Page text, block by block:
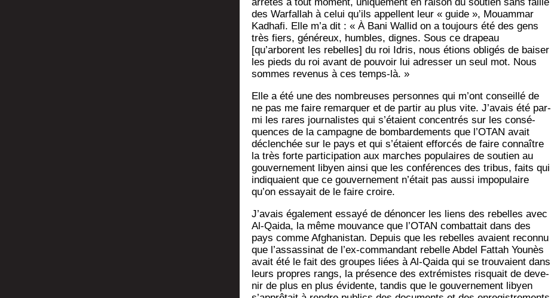
des War­fal­lah à celui qu’ils appellent leur « guide », Mouam­mar
Kadha­fi. Elle m’a dit : « À Bani Wal­lid on a tou­jours été des gens
très fiers, géné­reux, humbles, dignes. Sous ce dra­peau
[qu’arborent les rebelles] du roi Idris, nous étions obli­gés de bai­ser
les pieds du roi avant de pou­voir lui adres­ser un seul mot. Nous
sommes reve­nus à ces temps-là. »
Elle a été une des nom­breuses per­sonnes qui m’ont conseillé de
ne pas me faire remar­quer et de par­tir au plus vite. J’avais été par­
mi les rares jour­na­listes qui s’étaient concen­trés sur les consé­
quences de la cam­pagne de bom­bar­de­ments que l’OTAN avait
déclen­chée sur le pays et qui s’étaient effor­cés de faire connaître
la très forte par­ti­ci­pa­tion aux marches popu­laires de sou­tien au
gou­ver­ne­ment libyen ain­si que les confé­rences des tri­bus, faits qui
indi­quaient que ce gou­ver­ne­ment n’était pas aus­si impo­pu­laire
qu’on essayait de le faire croire.
J’avais éga­le­ment essayé de dénon­cer les liens des rebelles avec
Al-Qai­da, la même mou­vance que l’OTAN com­bat­tait dans des
pays comme Afgha­nis­tan. Depuis que les rebelles avaient recon­nu
que l’assassinat de l’ex-commandant rebelle Abdel Fat­tah You­nès
avait été le fait des groupes liées à Al-Qai­da qui se trou­vaient dans
leurs propres rangs, la pré­sence des extré­mistes ris­quait de deve­
nir de plus en plus évi­dente, tan­dis que le gou­ver­ne­ment libyen